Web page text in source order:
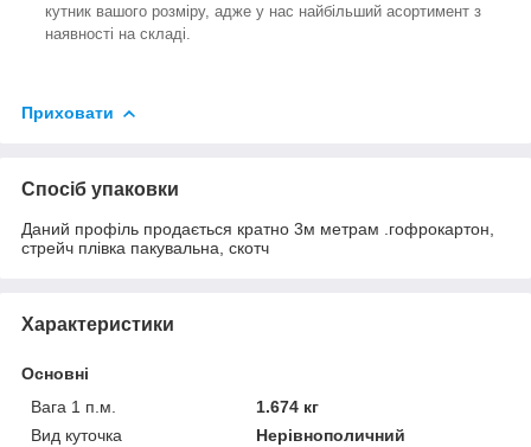
кутник вашого розміру, адже у нас найбільший асортимент з
наявності на складі.
Приховати
Спосіб упаковки
Даний профіль продається кратно 3м метрам .гофрокартон,
стрейч плівка пакувальна, скотч
Характеристики
Основні
Вага 1 п.м.
1.674 кг
Вид куточка
Нерівнополичний